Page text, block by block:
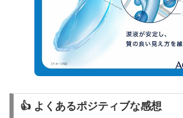
👍 よくあるポジティブな感想